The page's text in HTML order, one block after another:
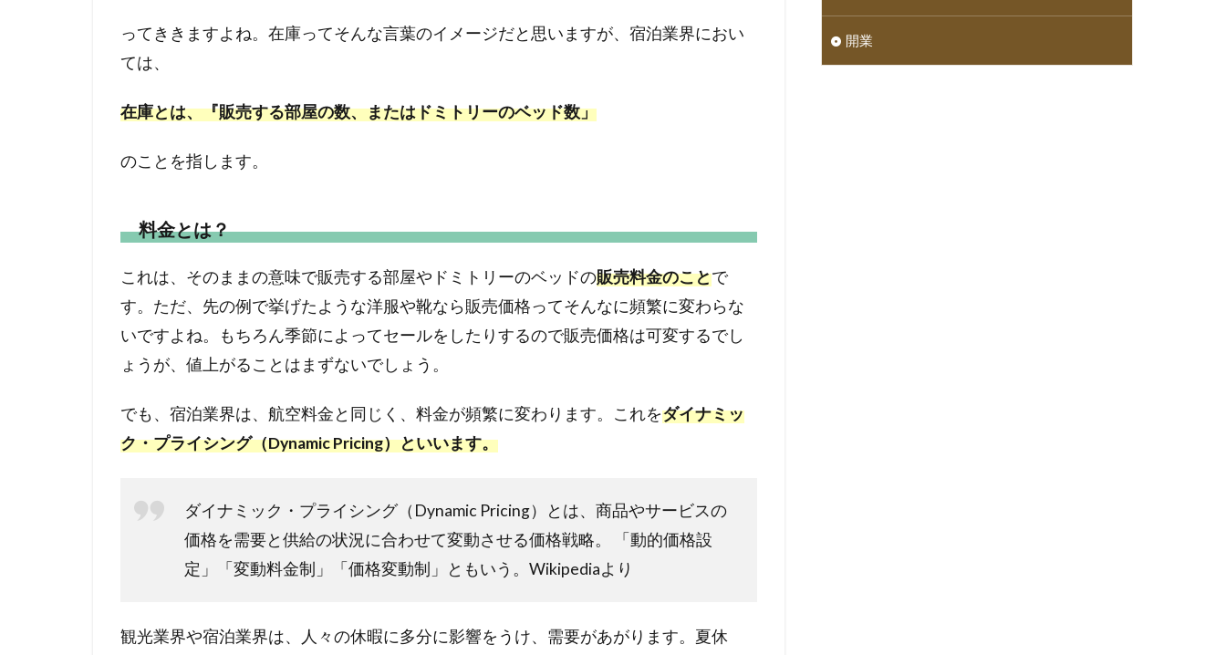
ってききますよね。在庫ってそんな言葉のイメージだと思いますが、宿泊業界におい
ては、
在庫とは、『販売する部屋の数、またはドミトリーのベッド数」
のことを指します。
料金とは？
これは、そのままの意味で販売する部屋やドミトリーのベッドの販売料金のことで
す。ただ、先の例で挙げたような洋服や靴なら販売価格ってそんなに頻繁に変わらな
いですよね。もちろん季節によってセールをしたりするので販売価格は可変するでし
ょうが、値上がることはまずないでしょう。
でも、宿泊業界は、航空料金と同じく、料金が頻繁に変わります。これをダイナミッ
ク・プライシング（Dynamic Pricing）といいます。
ダイナミック・プライシング（Dynamic Pricing）とは、商品やサービスの
価格を需要と供給の状況に合わせて変動させる価格戦略。 「動的価格設
定」「変動料金制」「価格変動制」ともいう。Wikipediaより
観光業界や宿泊業界は、人々の休暇に多分に影響をうけ、需要があがります。夏休
開業